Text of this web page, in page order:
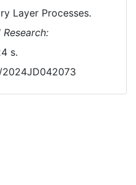
Layer Processes.
s.